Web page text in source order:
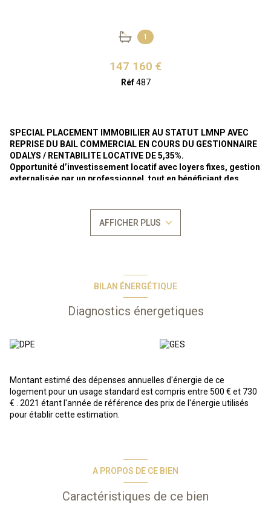
1
147 160 €
Réf487
SPECIAL PLACEMENT IMMOBILIER AU STATUT LMNP AVEC
REPRISE DU BAIL COMMERCIAL EN COURS DU GESTIONNAIRE
ODALYS / RENTABILITE LOCATIVE DE 5,35%.
Opportunité d’investissement locatif avec loyers fixes, gestion
externalisée par un professionnel, tout en bénéficiant des
commercial meublé partacite reconduction depuis le
31/10/2022 pour une durée indéterminée,selon la legislation sur
Située sur l’Île des loisirs, dans une résidence de tourisme proche
du port, des commerces, du golf international et à 5 minutes à
A VENDRE
: Au RDC un joli 3 pièces, situé dans une résidence-
En résumé, vous achetez un bien immobilier, et Odalys s'occupe de
tout : gestion des locataires, entretien, etc. Vous bénéficiez d’une
disponibles sur le site Géorisques :
Les informations sur les risques auxquels ce bien est exposé sont
disponibles sur le siteGéorisques
AFFICHER PLUS
BILAN ÉNERGÉTIQUE
Diagnostics énergetiques
Montant estimé des dépenses annuelles d'énergie de ce
logement pour un usage standard est compris entre 500 € et 730
€ . 2021 étant l'année de référence des prix de l'énergie utilisés
pour établir cette estimation.
A PROPOS DE CE BIEN
Caractéristiques de ce bien